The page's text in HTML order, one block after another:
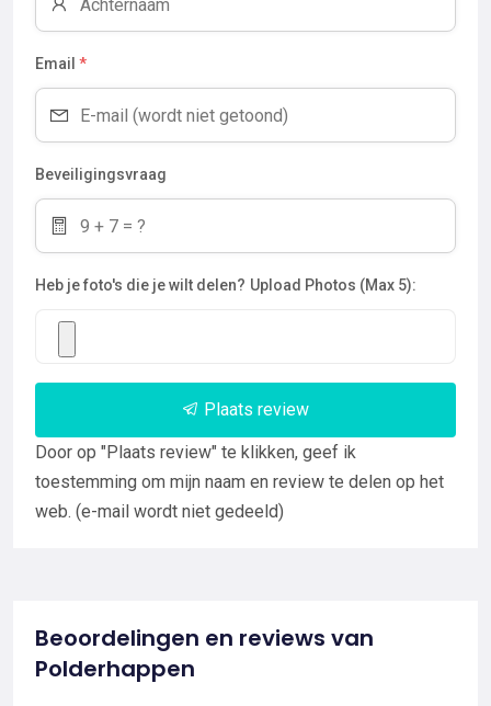
Email *
Beveiligingsvraag
Heb je foto's die je wilt delen? Upload Photos (Max 5):
Plaats review
Door op "Plaats review" te klikken, geef ik
toestemming om mijn naam en review te delen op het
web. (e-mail wordt niet gedeeld)
Beoordelingen en reviews van
Polderhappen